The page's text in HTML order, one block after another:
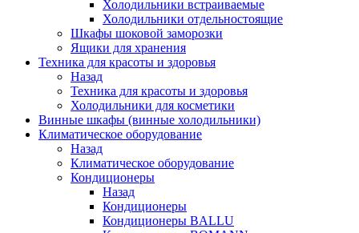
Холодильники встраиваемые
Холодильники отдельностоящие
Шкафы шоковой заморозки
Ящики для хранения
Техника для красоты и здоровья
Назад
Техника для красоты и здоровья
Холодильники для косметики
Винные шкафы (винные холодильники)
Климатическое оборудование
Назад
Климатическое оборудование
Кондиционеры
Назад
Кондиционеры
Кондиционеры BALLU